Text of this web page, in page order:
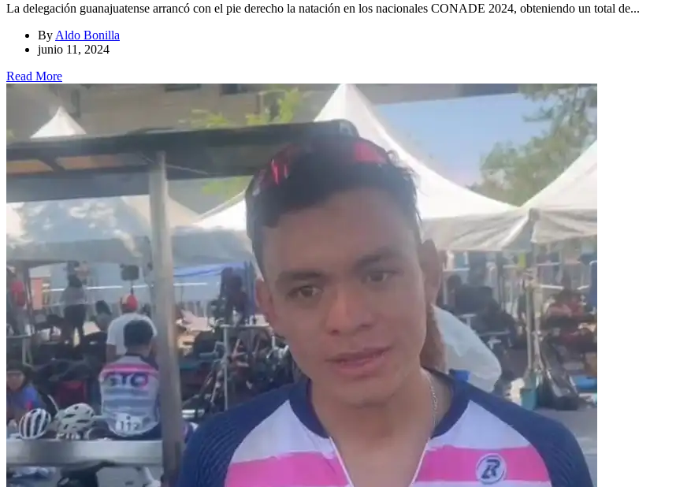
La delegación guanajuatense arrancó con el pie derecho la natación en los nacionales CONADE 2024, obteniendo un total de...
By Aldo Bonilla
junio 11, 2024
Read More